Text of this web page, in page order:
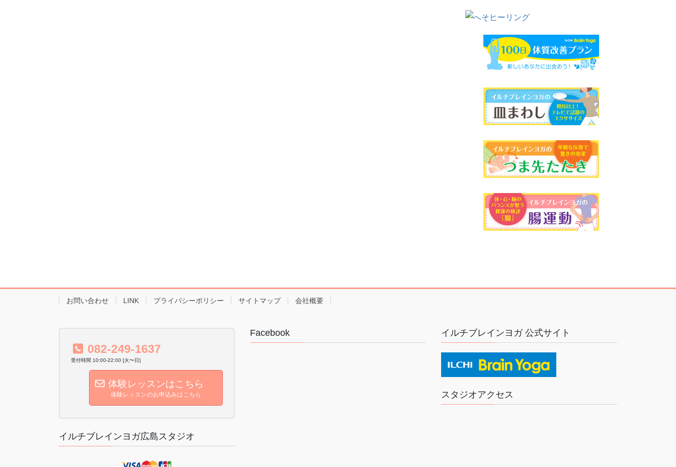
お問い合わせ LINK プライバシーポリシー サイトマップ 会社概要
082-249-1637
受付時間 10:00-22:00 [火〜日]
体験レッスンはこちら
体験レッスンのお申込みはこちら
イルチブレインヨガ広島スタジオ
Facebook イルチブレインヨガ 公式サイト
スタジオアクセス